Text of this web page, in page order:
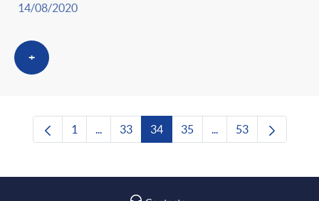
14/08/2020
+
Página
1 ...Páginas intermedias Use TAB para
Página
33 Página
34 Página
35 ...Páginas intermedias
Página
53